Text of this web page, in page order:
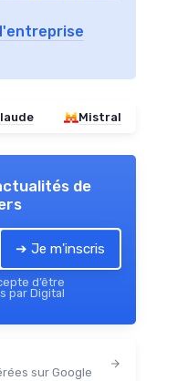
Mistral
de
➔ Je m'inscris
d’être
par Digital
sur Google